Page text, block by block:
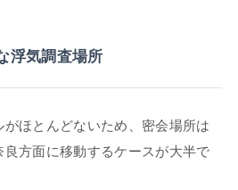
浮気調査場所
ほとんどないため、密会場所は
方面に移動するケースが大半で